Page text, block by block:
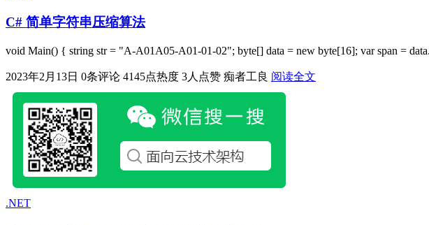
C# 简单字符串压缩算法
void Main() { string str = "A-A01A05-A01-01-02"; byte[] data = new byte[16]; var span =
2023年2月13日 0条评论 4145点热度 3人点赞 痴者工良 阅读全文
.NET